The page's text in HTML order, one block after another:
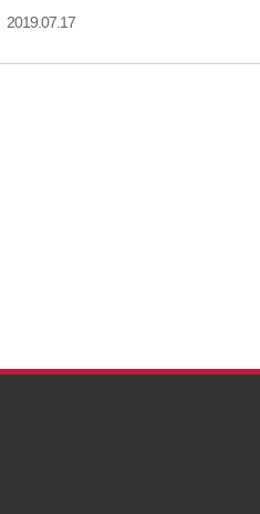
에는 영어 실력을 더욱 업그
2019.07.17